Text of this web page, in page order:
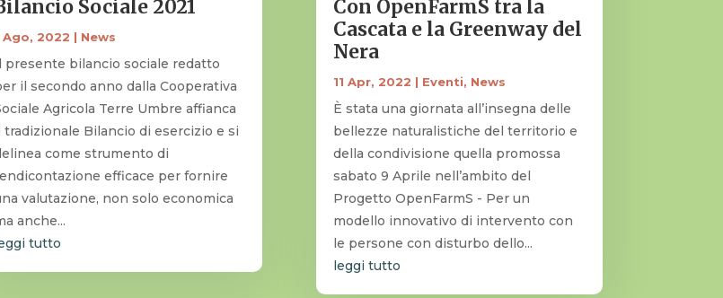
Sociale 2021
Ago, 2022 | News
presente bilancio sociale redatto
il secondo anno dalla Cooperativa
Agricola Terre Umbre affianca
tradizionale Bilancio di esercizio e si
come strumento di
efficace per fornire
valutazione, non solo economica
anche...
tutto
Con OpenFarmS tra la
Cascata e la Greenway del
Nera
11 Apr, 2022 | Eventi, News
È stata una giornata all’insegna delle
bellezze naturalistiche del territorio e
della condivisione quella promossa
sabato 9 Aprile nell’ambito del
Progetto OpenFarmS - Per un
modello innovativo di intervento con
le persone con disturbo dello...
leggi tutto